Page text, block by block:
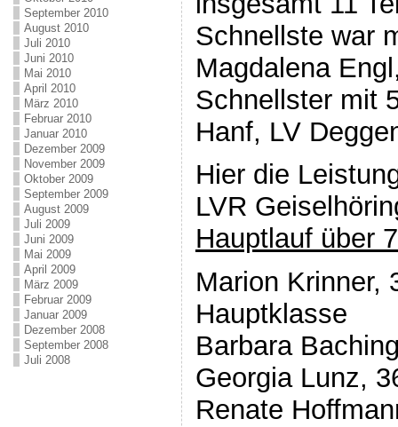
September 2010
August 2010
Juli 2010
Juni 2010
Mai 2010
April 2010
März 2010
Februar 2010
Januar 2010
Dezember 2009
November 2009
Oktober 2009
September 2009
August 2009
Juli 2009
Juni 2009
Mai 2009
April 2009
März 2009
Februar 2009
Januar 2009
Dezember 2008
September 2008
Juli 2008
Schnellste war
Magdalena
Schnellster mit
Hanf, LV
Hier die
LVR
Hauptlauf über
Marion Krinner,
Hauptklasse
Barbara
Georgia Lunz,
Renate